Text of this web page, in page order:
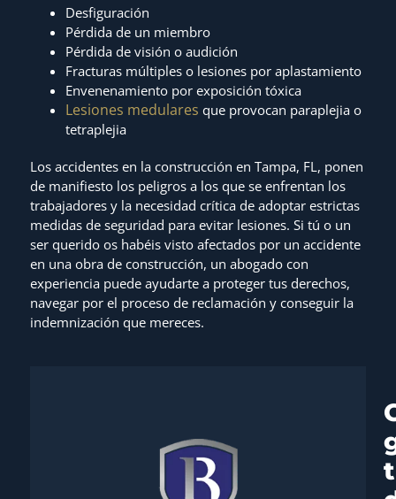
Desfiguración
Pérdida de un miembro
Pérdida de visión o audición
Fracturas múltiples o lesiones por aplastamiento
Envenenamiento por exposición tóxica
Lesiones medulares que provocan paraplejia o
tetraplejia
Los accidentes en la construcción en Tampa, FL, ponen
de manifiesto los peligros a los que se enfrentan los
trabajadores y la necesidad crítica de adoptar estrictas
medidas de seguridad para evitar lesiones. Si tú o un
ser querido os habéis visto afectados por un accidente
en una obra de construcción, un abogado con
experiencia puede ayudarte a proteger tus derechos,
navegar por el proceso de reclamación y conseguir la
indemnización que mereces.